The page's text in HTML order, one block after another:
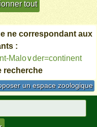
ne correspondant aux
:
Malo∨der=continent
recherche
un espace zoologique